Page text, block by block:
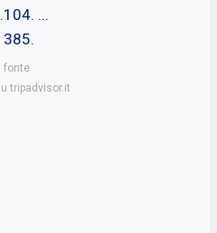
...
fonte
tripadvisor.it